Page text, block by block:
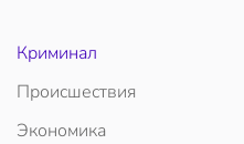
Криминал
Происшествия
Экономика